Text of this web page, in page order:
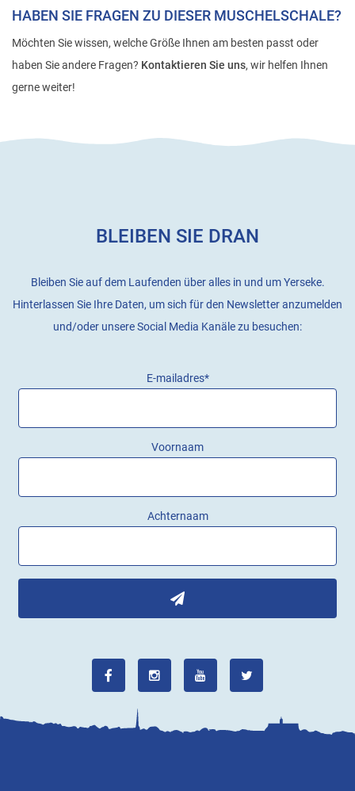
HABEN SIE FRAGEN ZU DIESER MUSCHELSCHALE?
Möchten Sie wissen, welche Größe Ihnen am besten passt oder
haben Sie andere Fragen? Kontaktieren Sie uns, wir helfen Ihnen
gerne weiter!
BLEIBEN SIE DRAN
Bleiben Sie auf dem Laufenden über alles in und um Yerseke.
Hinterlassen Sie Ihre Daten, um sich für den Newsletter anzumelden
und/oder unsere Social Media Kanäle zu besuchen:
E-mailadres*
Voornaam
Achternaam